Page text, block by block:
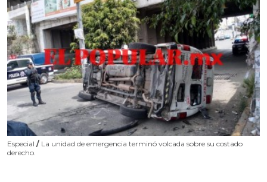
Especial / La unidad de emergencia terminó volcada sobre su costado
derecho.